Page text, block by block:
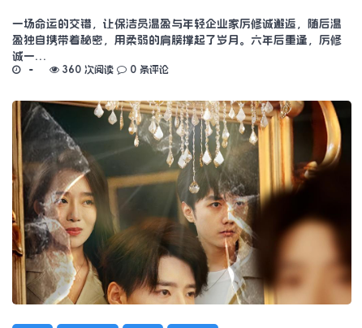
一场命运的交错，让保洁员温盈与年轻企业家厉修诚邂逅，随后温
盈独自携带着秘密，用柔弱的肩膀撑起了岁月。六年后重逢，厉修
诚一…
360 次阅读 0 条评论